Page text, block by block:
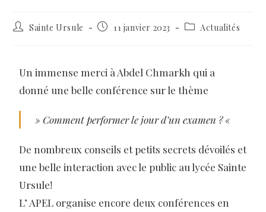
Sainte Ursule 11 janvier 2023 Actualités
Un immense merci à Abdel Chmarkh qui a
donné une belle conférence sur le thème
» Comment performer le jour d’un examen ? «
De nombreux conseils et petits secrets dévoilés et
une belle interaction avec le public au lycée Sainte
Ursule!
L’ APEL organise encore deux conférences en